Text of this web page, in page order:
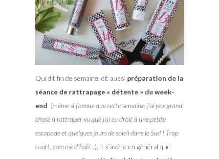
Qui dit fin de semaine, dit aussi préparation de la
séance de rattrapage « détente » du week-
end (même si j’avoue que cette semaine, j’ai pas grand
chose à rattraper vu que j’ai eu droit à une petite
escapade et quelques jours de soleil dans le Sud ! Trop
court, comme d’hab’…). Il s’avère en général que